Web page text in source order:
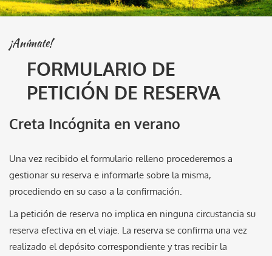
¡Anímate!
FORMULARIO DE
PETICIÓN DE RESERVA
Creta Incógnita en verano
Una vez recibido el formulario relleno procederemos a
gestionar su reserva e informarle sobre la misma,
procediendo en su caso a la confirmación.
La petición de reserva no implica en ninguna circustancia su
reserva efectiva en el viaje. La reserva se confirma una vez
realizado el depósito correspondiente y tras recibir la